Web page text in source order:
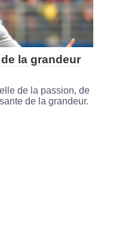
la grandeur
de la passion, de
de la grandeur.